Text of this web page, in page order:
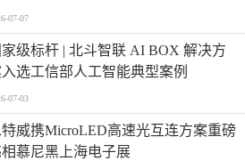
07-07
家级标杆 | 北斗智联 AI BOX 解决方
选工信部人工智能典型案例
07-03
特威携MicroLED高速光互连方案重磅
相慕尼黑上海电子展